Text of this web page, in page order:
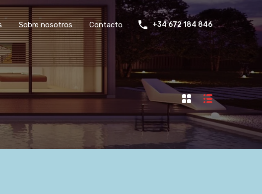
Sobre nosotros Contacto +34 672 184 846